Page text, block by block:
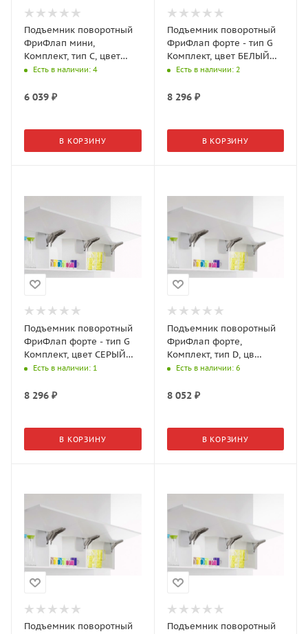
Подъемник поворотный
ФриФлап мини,
Комплект, тип C, цвет
серый, вес фасада 2,8-
Есть в наличии: 4
6 039 ₽
В КОРЗИНУ
Подъемник поворотный
ФриФлап форте - тип G
Комплект, цвет БЕЛЫЙ
(2716679966)
Есть в наличии: 2
8 296₽
В КОРЗИНУ
Подъемник поворотный
ФриФлап форте - тип G
Комплект, цвет СЕРЫЙ
6,9-27,3 кг(2716677035)
Есть в наличии: 1
8 296 ₽
В КОРЗИНУ
Подъемник поворотный
ФриФлап форте,
Комплект, тип D, цв
антрацит, вес фасада 2,7-
Есть в наличии: 6
8 052₽
В КОРЗИНУ
Подъемник поворотный
Подъемник поворотный